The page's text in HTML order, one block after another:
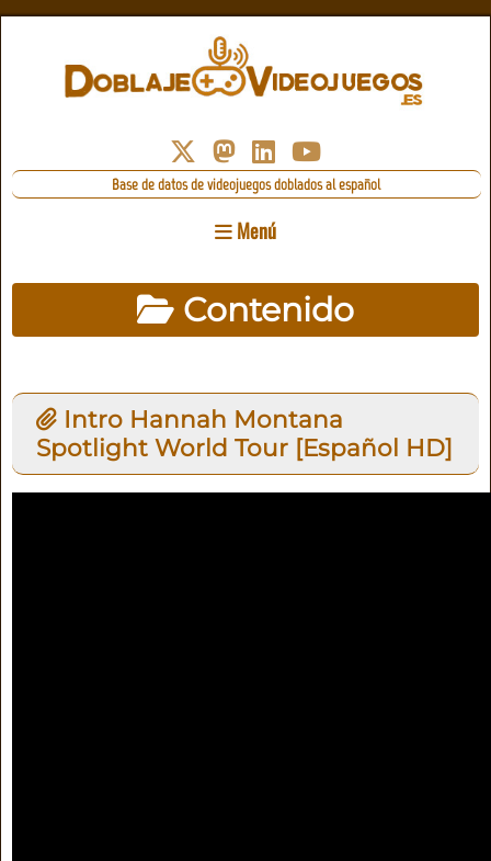
Base de datos de videojuegos doblados al español
Menú
Contenido
Intro Hannah Montana
Spotlight World Tour [Español HD]